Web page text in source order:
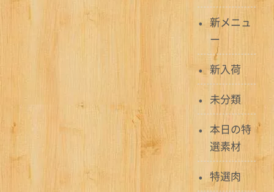
新メニュ
ー
新入荷
未分類
本日の特
選素材
特選肉